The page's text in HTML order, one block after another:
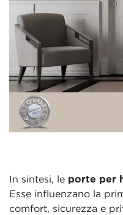
In sintesi, le porte per
Esse influenzano la
comfort, sicurezza e